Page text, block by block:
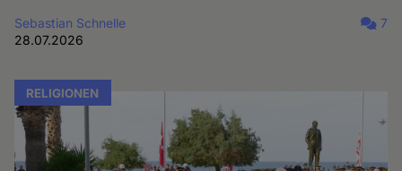
Sebastian Schnelle
28.07.2026
7
RELIGIONEN